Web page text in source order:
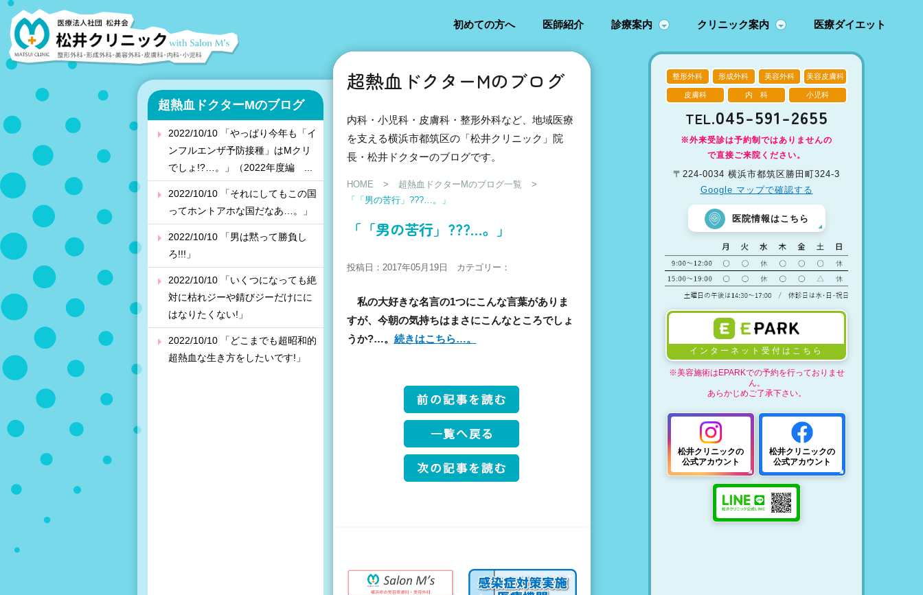
初めての方へ 医師紹介 診療案内 クリニック案内 医療ダイエット
超熱血ドクターMのブログ
2022/10/10 「やっぱり今年も「イ
ンフルエンザ予防接種」はMクリ
でしょ!?…。」（2022年度編 ...
2022/10/10 「それにしてもこの国
ってホントアホな国だなあ…。」
2022/10/10 「男は黙って勝負し
ろ!!!」
2022/10/10 「いくつになっても絶
対に枯れジーや錆びジーだけにに
はなりたくない!」
2022/10/10 「どこまでも超昭和的
超熱血な生き方をしたいです!」
整形外科 形成外科 美容外科 美容皮膚科
皮膚科 内 科 小児科
TEL.045-591-2655
※外来受診は予約制ではありませんの
で直接ご来院ください。
〒224-0034 横浜市都筑区勝田町324-3
Google マップで確認する
医院情報はこちら
インターネット受付はこちら
※美容施術はEPARKでの予約を行っておりませ
ん。
あらかじめご了承下さい。
松井クリニックの
公式アカウント
松井クリニックの
公式アカウント
超熱血ドクターMのブログ
内科・小児科・皮膚科・整形外科など、地域医療
を支える横浜市都筑区の「松井クリニック」院
長・松井ドクターのブログです。
HOME > 超熱血ドクターMのブログ一覧
>
「「男の苦行」???…。」
「「男の苦行」???…。」
投稿日：2017年05月19日 カテゴリー：
私の大好きな名言の1つにこんな言葉がありま
すが、今朝の気持ちはまさにこんなところでしょ
うか?…。 続きはこちら…。